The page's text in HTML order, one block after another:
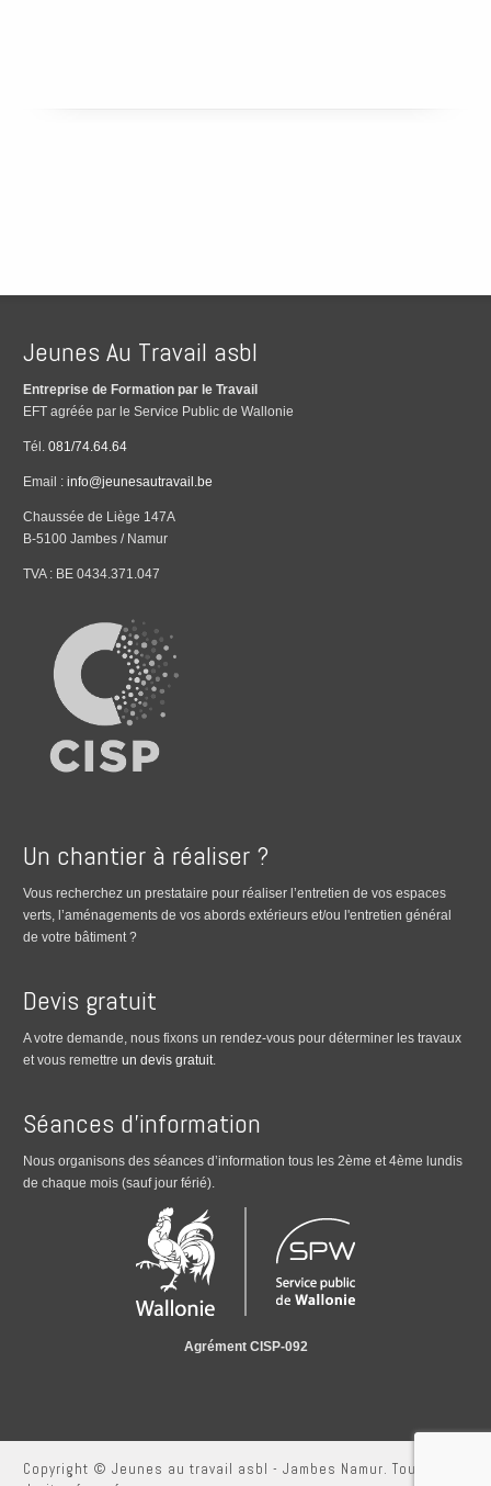
Jeunes Au Travail asbl
Entreprise de Formation par le Travail
EFT agréée par le Service Public de Wallonie
Tél.081/74.64.64
Email :info@jeunesautravail.be
Chaussée de Liège 147A
B-5100 Jambes / Namur
TVA : BE 0434.371.047
Un chantier à réaliser ?
Vous recherchez un prestataire pour réaliser l’entretien de vos espaces
verts, l’aménagements de vos abords extérieurs et/ou l'entretien général
de votre bâtiment ?
Devis gratuit
A votre demande, nous fixons un rendez-vous pour déterminer les travaux
et vous remettreun devis gratuit.
Séances d’information
Nous organisons des séances d’information tous les 2ème et 4ème lundis
de chaque mois (sauf jour férié).
Agrément CISP-092
Copyright © Jeunes au travail asbl - Jambes Namur. Tous